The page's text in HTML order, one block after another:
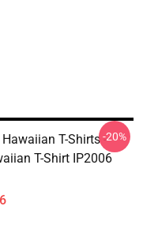
T-Shirts -
T-Shirt IP2006
-20%